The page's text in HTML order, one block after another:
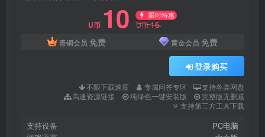
U币 10 限时特惠
U币15
青铜会员 免费 黄金会员 免费
登录购买
不限下载速度 专属问答专区
支持各类网盘
高速资源链接
纯绿色一键安装版
完整版无删减
支持第三方工具下载
支持设备
PC电脑